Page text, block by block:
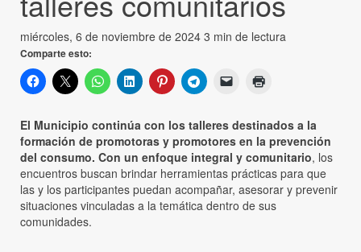
miércoles, 6 de noviembre de 2024 3 min de lectura
Comparte esto:
El Municipio continúa con los talleres destinados a la
formación de promotoras y promotores en la prevención
del consumo. Con un enfoque integral y comunitario, los
encuentros buscan brindar herramientas prácticas para que
las y los participantes puedan acompañar, asesorar y prevenir
situaciones vinculadas a la temática dentro de sus
comunidades.